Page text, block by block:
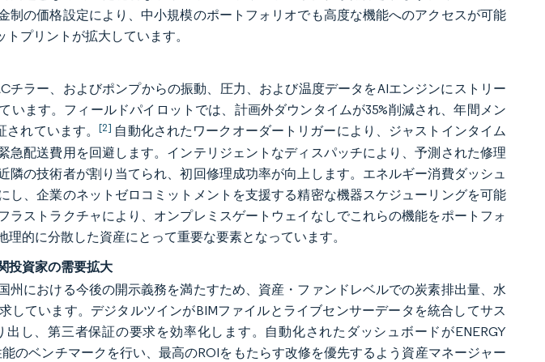
制の価格設定により、中小規模のポートフォリオでも高度な機能へのアクセスが可能
プリントが拡大しています。
チラー、およびポンプからの振動、圧力、および温度データをAIエンジンにストリー
います。フィールドパイロットでは、計画外ダウンタイムが35%削減され、年間メン
されています。[2] 自動化されたワークオーダートリガーにより、ジャストインタイム
急配送費用を回避します。インテリジェントなディスパッチにより、予測された修理
隣の技術者が割り当てられ、初回修理成功率が向上します。エネルギー消費ダッシュ
し、企業のネットゼロコミットメントを支援する精密な機器スケジューリングを可能
ラストラクチャにより、オンプレミスゲートウェイなしでこれらの機能をポートフォ
的に分散した資産にとって重要な要素となっています。
投資家の需要拡大
州における今後の開示義務を満たすため、資産・ファンドレベルでの炭素排出量、水
しています。デジタルツインがBIMファイルとライブセンサーデータを統合してサス
し、第三者保証の要求を効率化します。自動化されたダッシュボードがENERGY
能のベンチマークを行い、最高のROIをもたらす改修を優先するよう資産マネージャー